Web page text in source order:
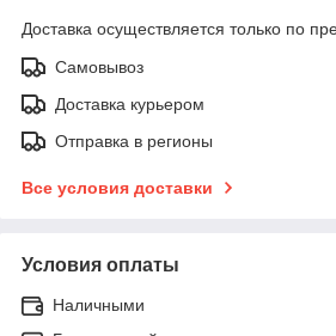
Доставка осуществляется только по
Самовывоз
Доставка курьером
Отправка в регионы
Все условия доставки
Условия оплаты
Наличными